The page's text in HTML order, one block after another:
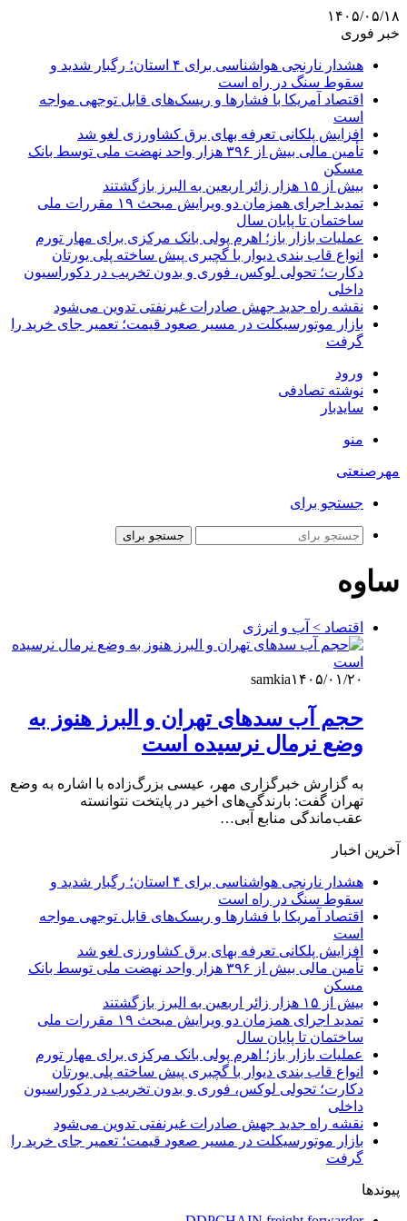
۱۴۰۵/۰۵/۱۸
خبر فوری
هشدار نارنجی هواشناسی برای ۴ استان؛ رگبار شدید و
سقوط سنگ در راه است
اقتصاد آمریکا با فشارها و ریسک‌های قابل توجهی مواجه
است
افزایش پلکانی تعرفه بهای برق کشاورزی لغو شد
تأمین مالی بیش از ۳۹۶ هزار واحد نهضت ملی توسط بانک
مسکن
بیش از ۱۵ هزار زائر اربعین به البرز بازگشتند
تمدید اجرای همزمان دو ویرایش مبحث ۱۹ مقررات ملی
ساختمان تا پایان سال
عملیات بازار باز؛ اهرم پولی بانک مرکزی برای مهار تورم
انواع قاب بندی دیوار با گچبری پیش ساخته پلی یورتان
دکارت؛ تحولی لوکس، فوری و بدون تخریب در دکوراسیون
داخلی
نقشه راه جدید جهش صادرات غیرنفتی تدوین می‌شود
بازار موتورسیکلت در مسیر صعود قیمت؛ تعمیر جای خرید را
گرفت
ورود
نوشته تصادفی
سایدبار
منو
مهرصنعتی
جستجو برای
جستجو برای
ساوه
اقتصاد > آب و انرژی
samkia۱۴۰۵/۰۱/۲۰
حجم آب سدهای تهران و البرز هنوز به
وضع نرمال نرسیده است
به گزارش خبرگزاری مهر، عیسی بزرگ‌زاده با اشاره به وضع
تهران گفت: بارندگی‌های اخیر در پایتخت نتوانسته
عقب‌ماندگی منابع آبی…
آخرین اخبار
هشدار نارنجی هواشناسی برای ۴ استان؛ رگبار شدید و
سقوط سنگ در راه است
اقتصاد آمریکا با فشارها و ریسک‌های قابل توجهی مواجه
است
افزایش پلکانی تعرفه بهای برق کشاورزی لغو شد
تأمین مالی بیش از ۳۹۶ هزار واحد نهضت ملی توسط بانک
مسکن
بیش از ۱۵ هزار زائر اربعین به البرز بازگشتند
تمدید اجرای همزمان دو ویرایش مبحث ۱۹ مقررات ملی
ساختمان تا پایان سال
عملیات بازار باز؛ اهرم پولی بانک مرکزی برای مهار تورم
انواع قاب بندی دیوار با گچبری پیش ساخته پلی یورتان
دکارت؛ تحولی لوکس، فوری و بدون تخریب در دکوراسیون
داخلی
نقشه راه جدید جهش صادرات غیرنفتی تدوین می‌شود
بازار موتورسیکلت در مسیر صعود قیمت؛ تعمیر جای خرید را
گرفت
پیوندها